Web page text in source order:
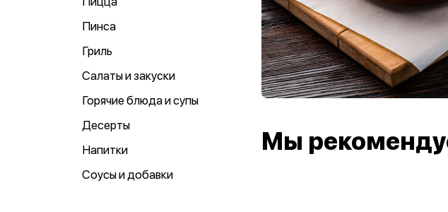
Пинса
Гриль
Салаты и закуски
Горячие блюда и супы
Десерты
Напитки
Соусы и добавки
Мы